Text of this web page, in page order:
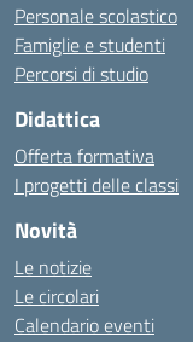
Personale scolastico
Famiglie e studenti
Percorsi di studio
Didattica
Offerta formativa
I progetti delle classi
Novità
Le notizie
Le circolari
Calendario eventi